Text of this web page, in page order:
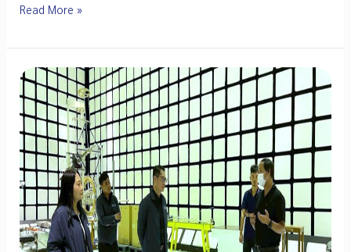
ยก
มาตรฐาน
ไฟ
ถนน
LED
กรม
ทางหลวง
ชนบท
หารือ
EEI
ใช้
ข้อมูล
Read More »